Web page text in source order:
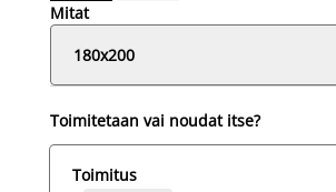
Mitat
180x200
Toimitetaan vai noudat itse?
Toimitus